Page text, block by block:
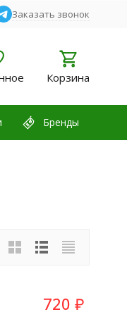
Заказать звонок
Корзина
Бренды
720 ₽